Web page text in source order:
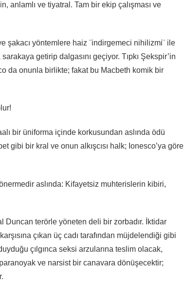
anlamlı ve tiyatral. Tam bir ekip çalışması ve
şakacı yöntemlere haiz ¨indirgemeci nihilizmi¨ ile
getirip dalgasını geçiyor. Tıpkı Şekspir’in
da onunla birlikte; fakat bu Macbeth komik bir
bir üniforma içinde korkusundan aslında ödü
gibi bir kral ve onun alkışcısı halk; Ionesco’ya göre
aslında: Kifayetsiz muhterislerin kibiri,
Duncan terörle yöneten deli bir zorbadır. İktidar
çıkan üç cadı tarafından müjdelendiği gibi
çılgınca seksi arzularına teslim olacak,
ve narsist bir canavara dönüşecektir;